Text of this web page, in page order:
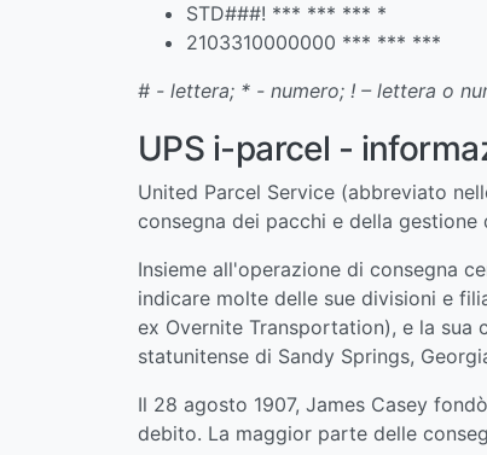
STD###! *** *** *** *
2103310000000 *** *** ***
# - lettera; * - numero; ! – lettera o
UPS i-parcel -
United Parcel Service (abbreviato
consegna dei pacchi e della
Insieme all'operazione di consegna
indicare molte delle sue divisioni e
ex Overnite Transportation), e la sua
statunitense di Sandy Springs,
Il 28 agosto 1907, James Casey
debito. La maggior parte delle